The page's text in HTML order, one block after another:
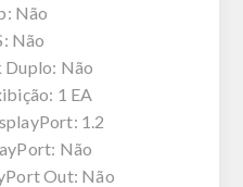
Não
Não
Duplo: Não
1 EA
1.2
Não
Out: Não